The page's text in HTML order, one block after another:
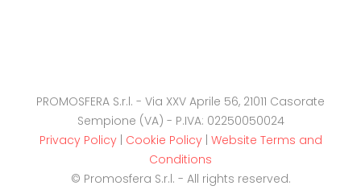
PROMOSFERA S.r.l. - Via XXV Aprile 56, 21011 Casorate
Sempione (VA) - P.IVA: 02250050024
Privacy Policy| Cookie Policy| Website Terms and
Conditions
© Promosfera S.r.l. - All rights reserved.